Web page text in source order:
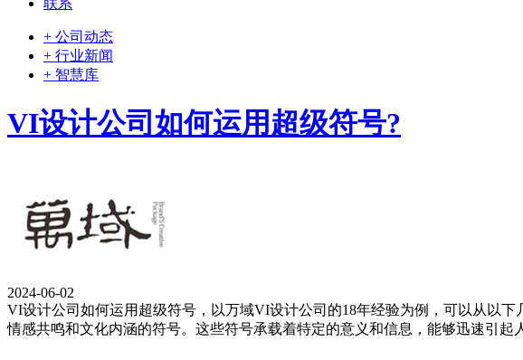
联系
+ 公司动态
+ 行业新闻
+ 智慧库
VI设计公司如何运用超级符号?
2024-06-02
VI设计公司如何运用超级符号，以万域VI设计公司的18年经验为例，可以从以
情感共鸣和文化内涵的符号。这些符号承载着特定的意义和信息，能够迅速引起